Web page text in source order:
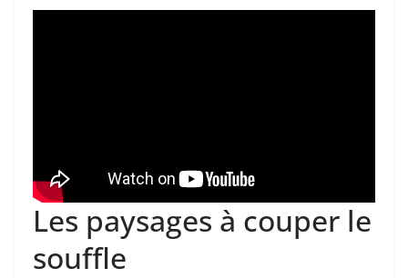
Les paysages à couper le
souffle